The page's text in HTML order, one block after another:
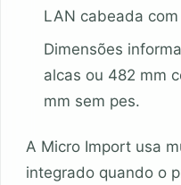
LAN cabeada com
Dimensões
alcas ou 482 mm
mm sem pes.
A Micro Import usa
integrado quando o